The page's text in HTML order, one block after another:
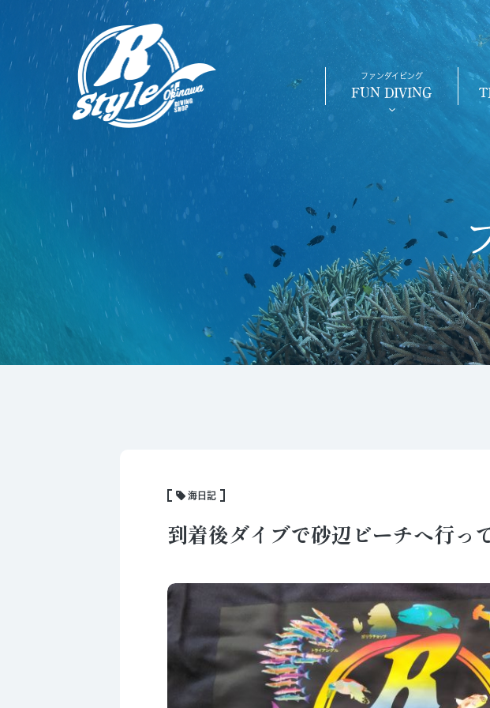
ファンダイビング
FUN DIVING
海日記
到着後ダイブで砂辺ビーチへ行っ